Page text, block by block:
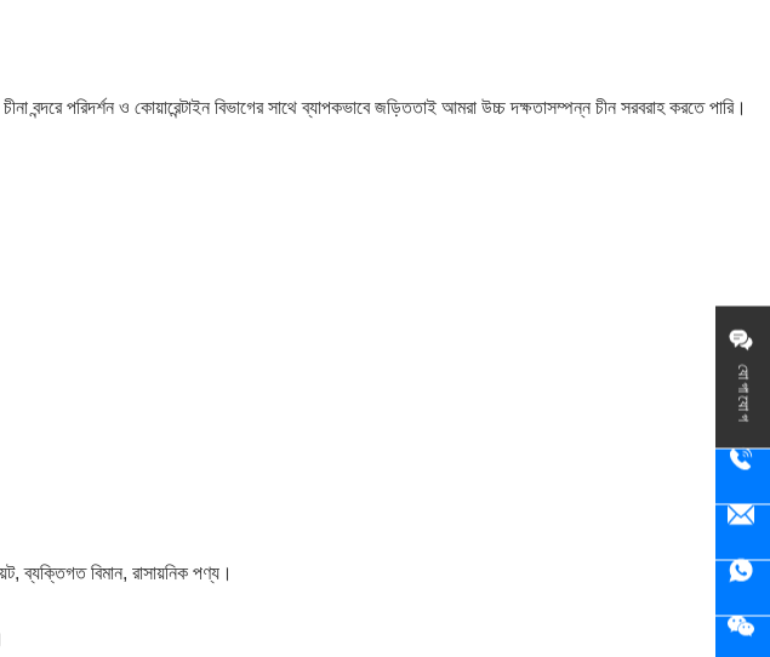
যোগাযোগ
বন্দরে পরিদর্শন ও কোয়ারেন্টাইন বিভাগের সাথে ব্যাপকভাবে জড়িততাই আমরা উচ্চ দক্ষতাসম্পন্ন চীন সরবরাহ করতে পারি।
ব্যক্তিগত বিমান, রাসায়নিক পণ্য।